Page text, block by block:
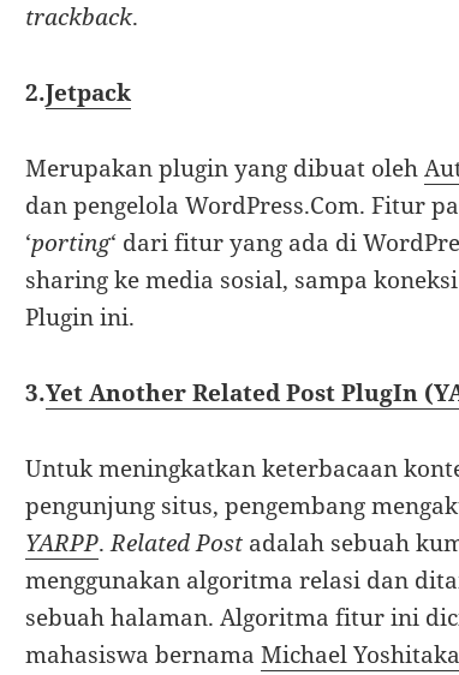
trackback.
2.Jetpack
Merupakan plugin yang dibuat oleh
dan pengelola WordPress.Com. Fitur
‘porting‘ dari fitur yang ada di
sharing ke media sosial, sampa
Plugin ini.
3.Yet Another Related Post PlugIn
Untuk meningkatkan keterbacaan
pengunjung situs, pengembang
YARPP.Related Post adalah sebuah
menggunakan algoritma relasi dan
sebuah halaman. Algoritma fitur ini
mahasiswa bernamaMichael